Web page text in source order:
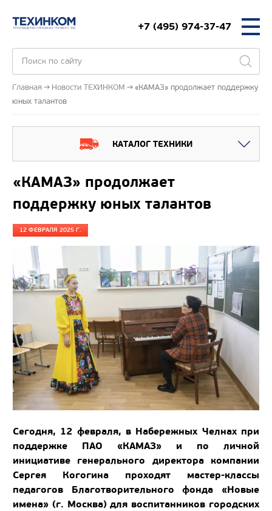
+7 (495) 974-37-47
Главная Новости ТЕХИНКОМ
«КАМАЗ» продолжает поддержку
юных талантов
КАТАЛОГ ТЕХНИКИ
«КАМАЗ» продолжает
поддержку юных талантов
12 ФЕВРАЛЯ 2025 Г.
Сегодня, 12 февраля, в Набережных Челнах при
поддержке ПАО «КАМАЗ» и по личной
инициативе генерального директора компании
Сергея Когогина проходят мастер-классы
педагогов Благотворительного фонда «Новые
имена» (г. Москва) для воспитанников городских